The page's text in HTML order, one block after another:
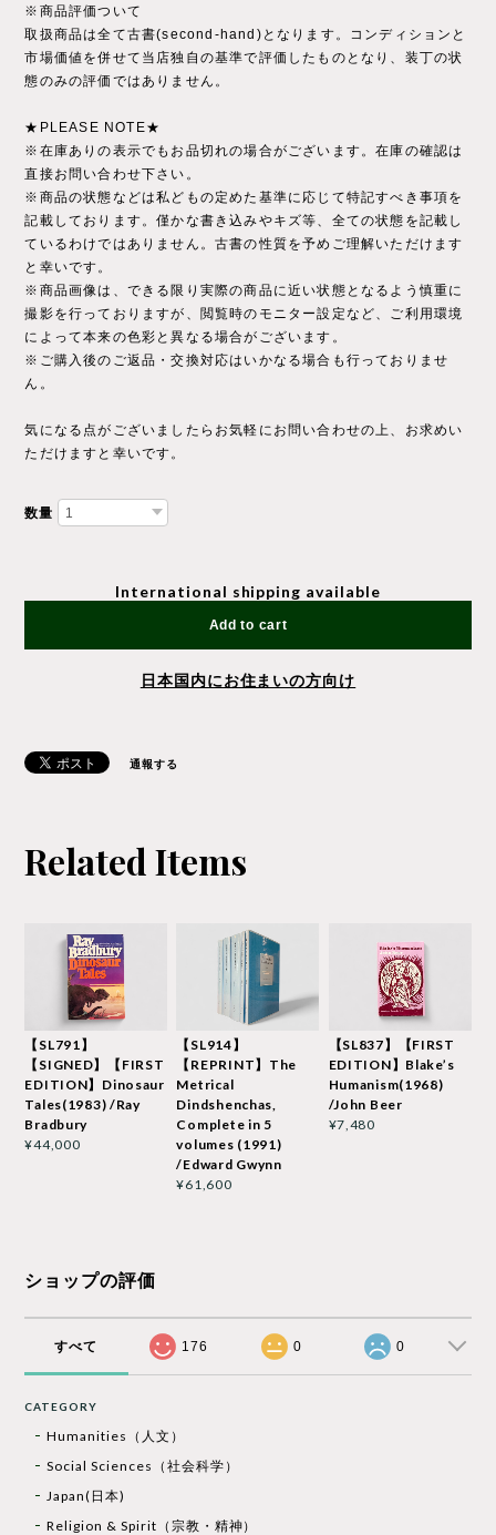
※商品評価ついて
取扱商品は全て古書(second-hand)となります。コンディションと
市場価値を併せて当店独自の基準で評価したものとなり、装丁の状
態のみの評価ではありません。
★PLEASE NOTE★
※在庫ありの表示でもお品切れの場合がございます。在庫の確認は
直接お問い合わせ下さい。
※商品の状態などは私どもの定めた基準に応じて特記すべき事項を
記載しております。僅かな書き込みやキズ等、全ての状態を記載し
ているわけではありません。古書の性質を予めご理解いただけます
と幸いです。
※商品画像は、できる限り実際の商品に近い状態となるよう慎重に
撮影を行っておりますが、閲覧時のモニター設定など、ご利用環境
によって本来の色彩と異なる場合がございます。
※ご購入後のご返品・交換対応はいかなる場合も行っておりませ
ん。
気になる点がございましたらお気軽にお問い合わせの上、お求めい
ただけますと幸いです。
数量
International shipping available
Add to cart
日本国内にお住まいの方向け
通報する
Related Items
【SL791】
【SIGNED】【FIRST
EDITION】Dinosaur
Tales(1983) /Ray
Bradbury
¥44,000
【SL914】
【REPRINT】The
Metrical
Dindshenchas,
Complete in 5
volumes (1991)
/Edward Gwynn
¥61,600
【SL837】【FIRST
EDITION】Blake’s
Humanism(1968)
/John Beer
¥7,480
ショップの評価
すべて 176 0 0
CATEGORY
Humanities（人文）
Social Sciences（社会科学）
Japan(日本)
Religion & Spirit（宗教・精神）